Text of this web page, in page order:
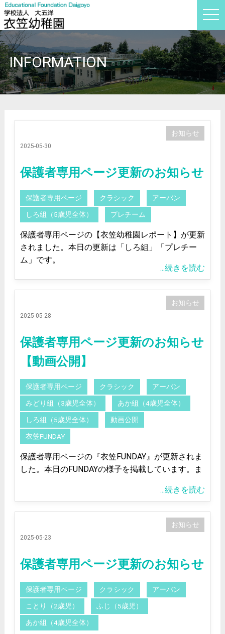
t
o
g
l
e
n
a
i
g
a
INFORMATION
2025-05-30
保護者専用ページ更新のお知らせ
お知らせ
保護者専用ページ クラシック アーバン
しろ組（5歳児全体） プレチーム
保護者専用ページの【衣笠幼稚園レポート】が更新
されました。本日の更新は「しろ組」「プレチー
ム」です。
...続きを読む
2025-05-28
保護者専用ページ更新のお知らせ
【動画公開】
お知らせ
保護者専用ページ クラシック アーバン
みどり組（3歳児全体） あか組（4歳児全体）
しろ組（5歳児全体） 動画公開
衣笠FUNDAY
保護者専用ページの『衣笠FUNDAY』が更新されま
した。本日のFUNDAYの様子を掲載しています。ま
...続きを読む
2025-05-23
保護者専用ページ更新のお知らせ
お知らせ
保護者専用ページ クラシック アーバン
ことり（2歳児） ふじ（5歳児）
あか組（4歳児全体）